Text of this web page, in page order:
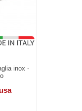
inox -